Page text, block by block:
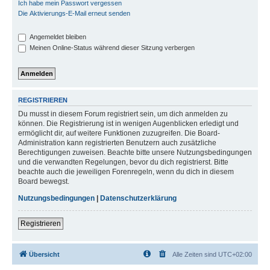
Ich habe mein Passwort vergessen
Die Aktivierungs-E-Mail erneut senden
Angemeldet bleiben
Meinen Online-Status während dieser Sitzung verbergen
REGISTRIEREN
Du musst in diesem Forum registriert sein, um dich anmelden zu
können. Die Registrierung ist in wenigen Augenblicken erledigt und
ermöglicht dir, auf weitere Funktionen zuzugreifen. Die Board-
Administration kann registrierten Benutzern auch zusätzliche
Berechtigungen zuweisen. Beachte bitte unsere Nutzungsbedingungen
und die verwandten Regelungen, bevor du dich registrierst. Bitte
beachte auch die jeweiligen Forenregeln, wenn du dich in diesem
Board bewegst.
Nutzungsbedingungen
Datenschutzerklärung
Registrieren
Übersicht Alle Zeiten sind UTC+02:00